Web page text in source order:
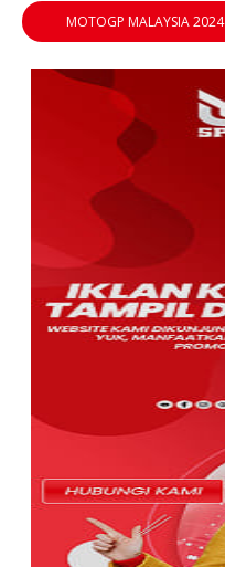
MOTOGP MALAYSIA 2024